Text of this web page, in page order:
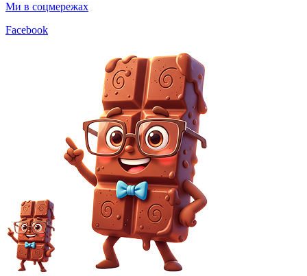
Ми в соцмережах
Facebook